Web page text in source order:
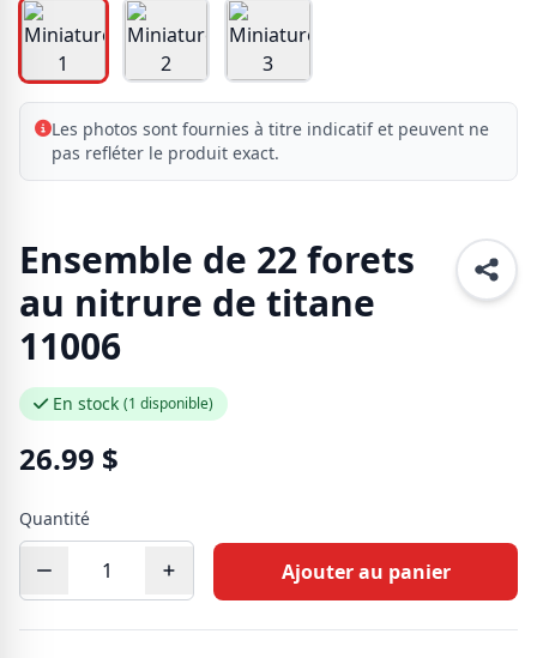
Les photos sont fournies à titre indicatif et peuvent ne
pas refléter le produit exact.
Ensemble de 22 forets
au nitrure de titane
11006
En stock (1 disponible)
26.99 $
Quantité
Ajouter au panier